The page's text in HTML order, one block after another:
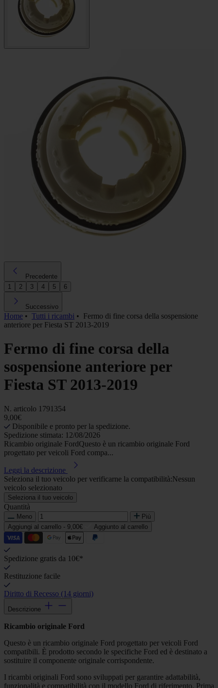
Precedente
1
2 3 4 5 6
Successivo
Home • Tutti i ricambi • Fermo di fine corsa della sospensione
anteriore per Fiesta ST 2013-2019
Fermo di fine corsa della
sospensione anteriore per
Fiesta ST 2013-2019
N. articolo 1791354
9,00€
Disponibile e pronto per la spedizione.
Spedizione stimata: 12/08/2026
Ricambio originale FordQuesto è un ricambio originale Ford
progettato per veicoli Ford compa...
Leggi la descrizione
Seleziona il tuo veicolo per verificarne la compatibilità:Nessun
veicolo selezionato
Seleziona il tuo veicolo
Quantità
Meno
Più
Aggiungi al carrello - 9,00€ Aggiunto al carrello
Spedizione gratis da 10€*
Restituzione facile
Diritto di Recesso (14 giorni)
Descrizione
Ricambio originale Ford
Questo è un ricambio originale Ford progettato per veicoli Ford
compatibili. È prodotto secondo le specifiche Ford ed è destinato a
sostituire il componente originale corrispondente.
I ricambi originali Ford sono sviluppati per garantire adattabilità,
funzionalità e compatibilità con il modello Ford di riferimento. Prima